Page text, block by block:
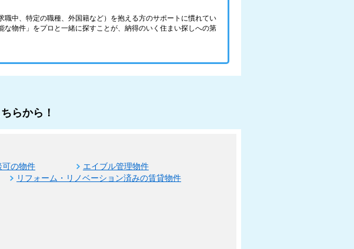
職中、特定の職種、外国籍など）を抱える方のサポートに慣れてい
物件」をプロと一緒に探すことが、納得のいく住まい探しへの第
らから！
可の物件
エイブル管理物件
リフォーム・リノベーション済みの賃貸物件